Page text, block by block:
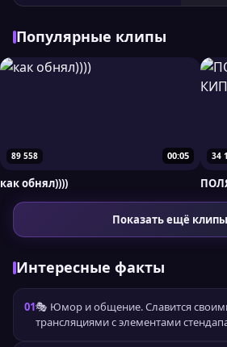
Популярные клипы
00:05
89 558
как обнял))))
34
Показать ещё клипы
Интересные факты
01🎭 Юмор и общение. Славится
трансляциями с элементами